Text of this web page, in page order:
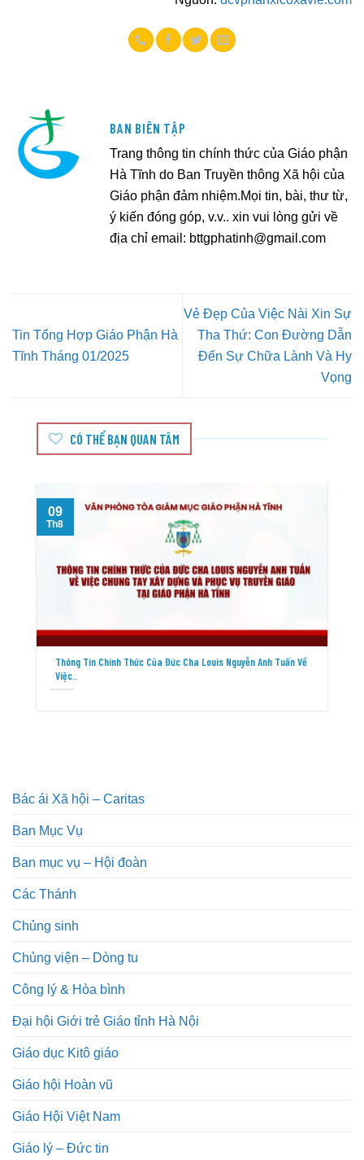
BAN BIÊN TẬP
Trang thông tin chính thức của Giáo phận
Hà Tĩnh do Ban Truyền thông Xã hội của
Giáo phận đảm nhiệm.Mọi tin, bài, thư từ,
ý kiến đóng góp, v.v.. xin vui lòng gửi về
địa chỉ email: bttgphatinh@gmail.com
Tin Tổng Hợp Giáo Phận Hà
Tĩnh Tháng 01/2025
Vẻ Đẹp Của Việc Nài Xin Sự
Tha Thứ: Con Đường Dẫn
Đến Sự Chữa Lành Và Hy
Vọng
CÓ THỂ BẠN QUAN TÂM
Thông Tin Chính Thức Của Đức Cha Louis Nguyễn Anh Tuấn Về
Việc..
09
Th8
Bác ái Xã hội – Caritas
Ban Mục Vụ
Ban mục vụ – Hội đoàn
Các Thánh
Chủng sinh
Chủng viện – Dòng tu
Công lý & Hòa bình
Đại hội Giới trẻ Giáo tỉnh Hà Nội
Giáo dục Kitô giáo
Giáo hội Hoàn vũ
Giáo Hội Việt Nam
Giáo lý – Đức tin